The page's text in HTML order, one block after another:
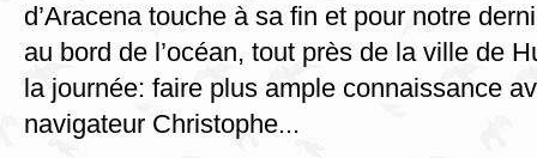
d’Aracena touche à sa fin et pour notre
au bord de l’océan, tout près de la ville de
la journée: faire plus ample connaissance
navigateur Christophe...